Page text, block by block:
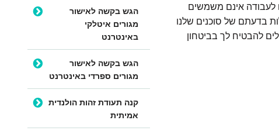
לעבודה אינם משמשים
בדעתם של סוכנים שלנו
להבטיח לך בביטחון
הגש בקשה לאישור
מגורים איטלקי
באינטרנט
הגש בקשה לאישור
מגורים ספרדי באינטרנט
קנה תעודת זהות הולנדית
אמיתית